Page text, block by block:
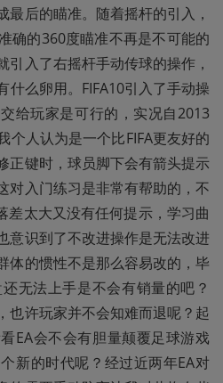
最后的瞄准。随着摇杆的引入，
确的360度瞄准不再是不可能的
引入了右摇杆手动传球的操作，
什么卵用。FIFA10引入了手动操
给玩家是可行的，实况自2013
个人认为是一个比FIFA更友好的
正键时，球员脚下会有箭头提示
对入门练习是非常有帮助的，不
差太大又没有任何提示，学习曲
意识到了不改进操作是无法改进
体的惯性不是那么容易改的，毕
无法上手是不会有销量的吧？
也许玩家并不会知难而退呢？起
EA会不会有胆量颠覆足球游戏
新的时代呢？经过近两年EA对